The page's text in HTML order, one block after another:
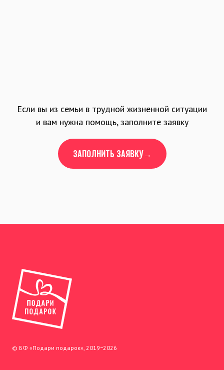
Если вы из семьи в трудной жизненной ситуации
и вам нужна помощь, заполните заявку
ЗАПОЛНИТЬ ЗАЯВКУ→
© БФ «Подари подарок», 2019−2026